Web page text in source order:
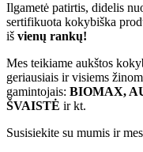
Ilgametė patirtis, didelis
sertifikuota kokybiška
iš vienų rankų!
Mes teikiame aukštos
geriausiais ir visiems
gamintojais: BIOMAX,
ŠVAISTĖ ir kt.
Susisiekite su mumis ir